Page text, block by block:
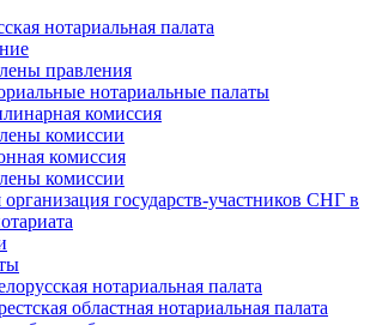
нотариальная палата
правления
нотариальные палаты
комиссия
комиссии
комиссия
комиссии
организация государств-участников СНГ в
нотариальная палата
областная нотариальная палата